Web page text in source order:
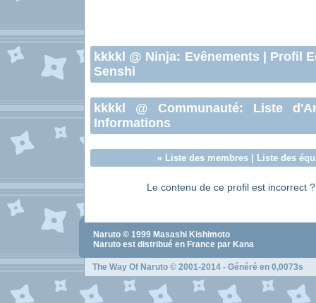
kkkkl @ Ninja: Evênements
Profil
Senshi
kkkkl @ Communauté: Liste
Informations
« Liste des membres| Liste des
Le contenu de ce profil est incorrect
Naruto © 1999 Masashi Kishimoto
Naruto est distribué en France par Kana
The Way Of Naruto © 2001-2014 - Généré en 0,0073s